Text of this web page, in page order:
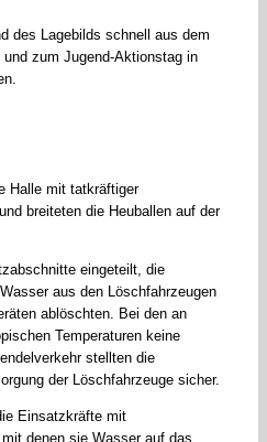
des Lagebilds schnell aus dem
zum Jugend-Aktionstag in
Halle mit tatkräftiger
breiteten die Heuballen auf der
eingeteilt, die
aus den Löschfahrzeugen
ablöschten. Bei den an
Temperaturen keine
stellten die
der Löschfahrzeuge sicher.
Einsatzkräfte mit
denen sie Wasser auf das